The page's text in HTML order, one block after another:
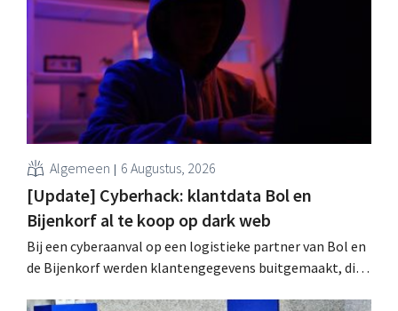
speelveld?
Algemeen 6 Augustus, 2026
[Update] Cyberhack: klantdata Bol en
Bijenkorf al te koop op dark web
Bij een cyberaanval op een logistieke partner van Bol en
de Bijenkorf werden klantengegevens buitgemaakt, die